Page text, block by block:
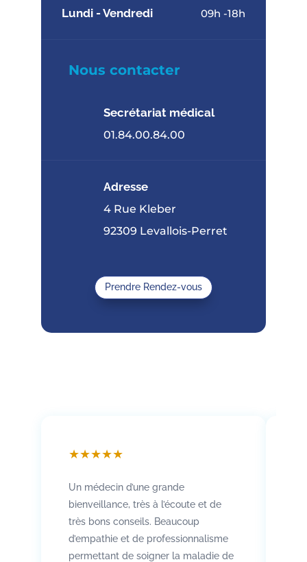
Lundi - Vendredi 09h -18h
Nous contacter
Secrétariat médical
01.84.00.84.00
Adresse
4 Rue Kleber
92309 Levallois-Perret
Prendre Rendez-vous
★★★★★
Un médecin d’une grande
bienveillance, très à l’écoute et de
très bons conseils. Beaucoup
d’empathie et de professionnalisme
permettant de soigner la maladie de